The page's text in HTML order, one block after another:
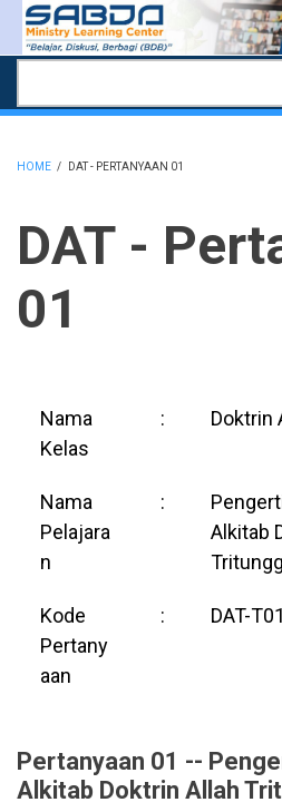
Skip
content
HOME / DAT - PERTANYAAN 01
DAT -
01
Nama
Kelas
: Doktrin
Nama
Pelajara
n
:
Alkitab
Kode
Pertany
aan
: DAT-T01
Pertanyaan 01 --
Alkitab Doktrin Allah